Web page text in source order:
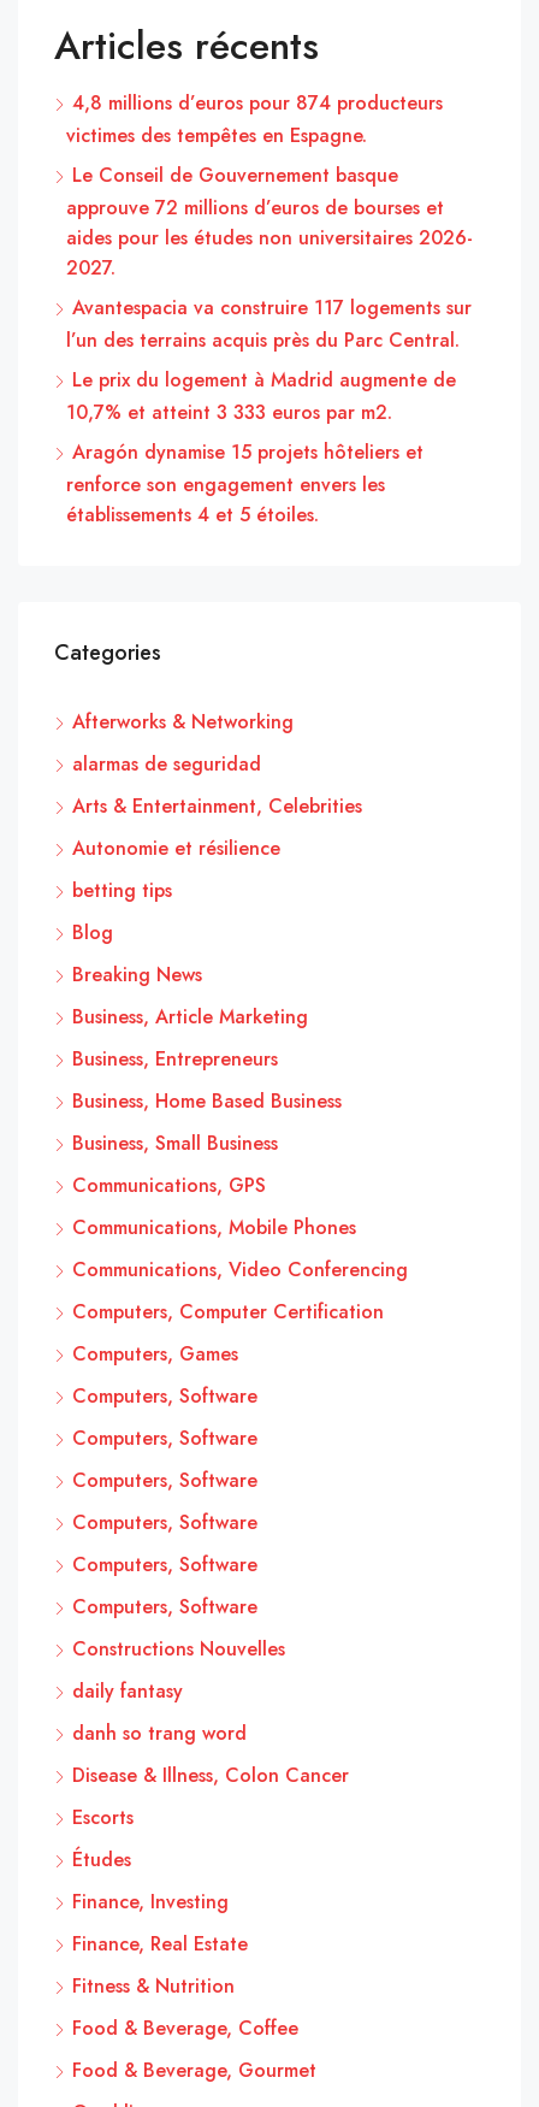
Articles récents
4,8 millions d’euros pour 874 producteurs
victimes des tempêtes en Espagne.
Le Conseil de Gouvernement basque
approuve 72 millions d’euros de bourses et
aides pour les études non universitaires 2026-
2027.
Avantespacia va construire 117 logements sur
l’un des terrains acquis près du Parc Central.
Le prix du logement à Madrid augmente de
10,7% et atteint 3 333 euros par m2.
Aragón dynamise 15 projets hôteliers et
renforce son engagement envers les
établissements 4 et 5 étoiles.
Categories
Afterworks & Networking
alarmas de seguridad
Arts & Entertainment, Celebrities
Autonomie et résilience
betting tips
Blog
Breaking News
Business, Article Marketing
Business, Entrepreneurs
Business, Home Based Business
Business, Small Business
Communications, GPS
Communications, Mobile Phones
Communications, Video Conferencing
Computers, Computer Certification
Computers, Games
Computers, Software
Computers, Software
Computers, Software
Computers, Software
Computers, Software
Computers, Software
Constructions Nouvelles
daily fantasy
danh so trang word
Disease & Illness, Colon Cancer
Escorts
Études
Finance, Investing
Finance, Real Estate
Fitness & Nutrition
Food & Beverage, Coffee
Food & Beverage, Gourmet